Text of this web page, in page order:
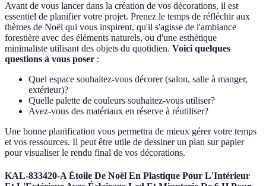
Avant de vous lancer dans la création de vos décorations, il est
essentiel de planifier votre projet. Prenez le temps de réfléchir aux
thèmes de Noël qui vous inspirent, qu'il s'agisse de l'ambiance
forestière avec des éléments naturels, ou d'une esthétique
minimaliste utilisant des objets du quotidien. Voici quelques
questions à vous poser :
Quel espace souhaitez-vous décorer (salon, salle à manger,
extérieur)?
Quelle palette de couleurs souhaitez-vous utiliser?
Avez-vous des matériaux en réserve à réutiliser?
Une bonne planification vous permettra de mieux gérer votre temps
et vos ressources. Il peut être utile de dessiner un plan sur papier
pour visualiser le rendu final de vos décorations.
KAL-833420-A Étoile De Noël En Plastique Pour L'Intérieur